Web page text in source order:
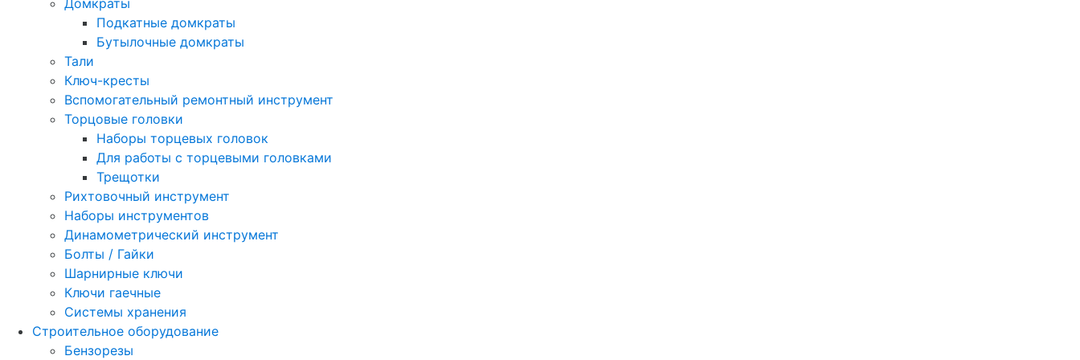
Домкраты
Подкатные домкраты
Бутылочные домкраты
Тали
Ключ-кресты
Вспомогательный ремонтный инструмент
Торцовые головки
Наборы торцевых головок
Для работы с торцевыми головками
Трещотки
Рихтовочный инструмент
Наборы инструментов
Динамометрический инструмент
Болты / Гайки
Шарнирные ключи
Ключи гаечные
Системы хранения
Строительное оборудование
Бензорезы